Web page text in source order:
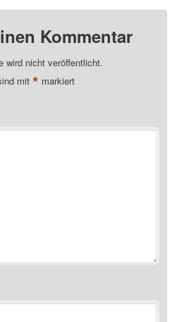
Kommentar
wird nicht veröffentlicht.
mit* markiert